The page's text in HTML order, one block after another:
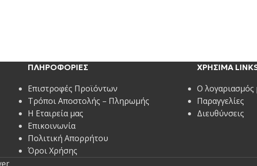
ΠΛΗΡΟΦΟΡΙΕΣ
Επιστροφές Προϊόντων
Τρόποι Αποστολής – Πληρωμής
Η Εταιρεία μας
Επικοινωνία
Πολιτική Απορρήτου
Όροι Χρήσης
ΧΡΗΣΙΜΑ
Ο λογαριασμός
Παραγγελίες
Διευθύνσεις